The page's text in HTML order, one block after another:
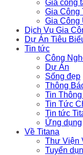
Gia công
Gia Công
Gia Công
Dịch Vụ Gia
Dự Án Tiêu
Tin tức
Công
Dự Án
Sống đẹp
Thông
Tin
Tin Tức
Tin tức
Ứng dụng
Về Titana
Thư Viện
Tuyển